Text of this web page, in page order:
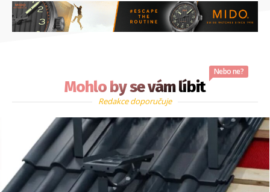
Mohlo by se vám líbit
Nebo ne?
Redakce doporučuje